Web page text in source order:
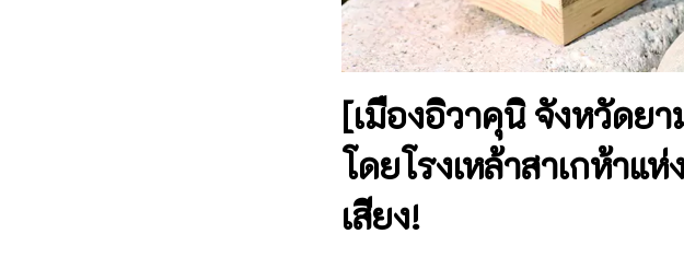
[เมืองอิวาคุนิ จังหวัดย
โดยโรงเหล้าสาเกห้า
เสียง!